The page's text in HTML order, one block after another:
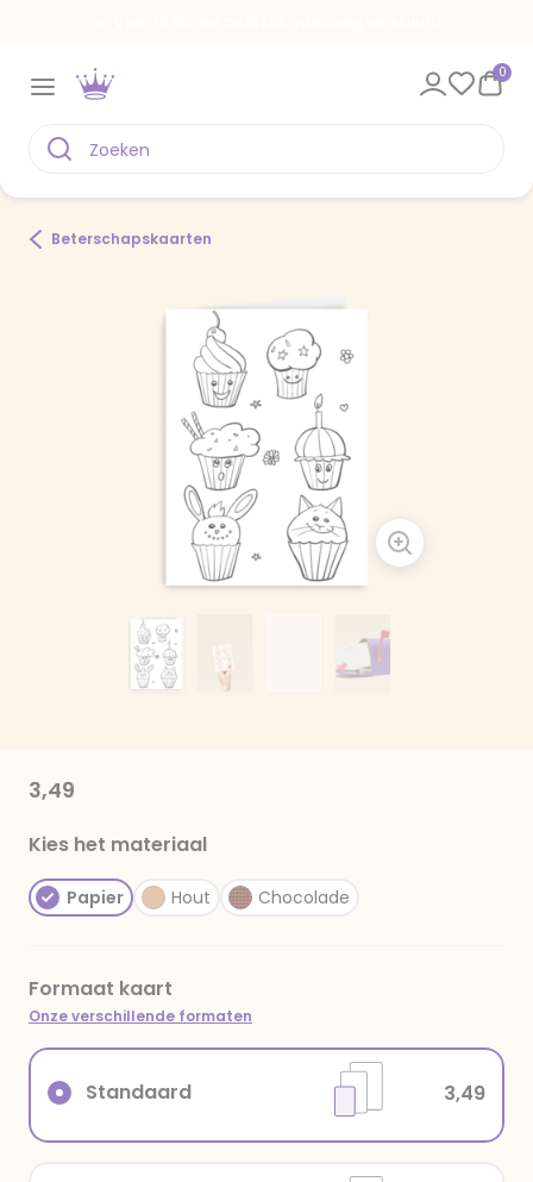
0
Beterschapskaarten
3,49
Kies het materiaal
Papier Hout Chocolade
Formaat kaart
Onze verschillende formaten
Standaard 3,49